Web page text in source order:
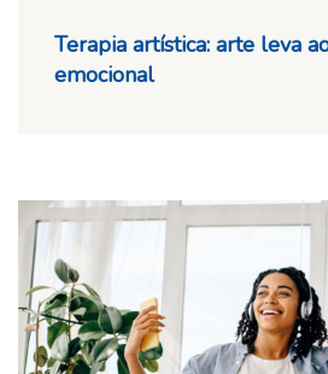
Terapia artística: arte leva
emocional